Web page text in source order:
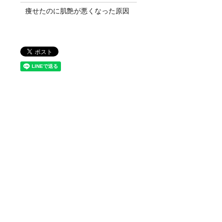
痩せたのに肌艶が悪くなった原因